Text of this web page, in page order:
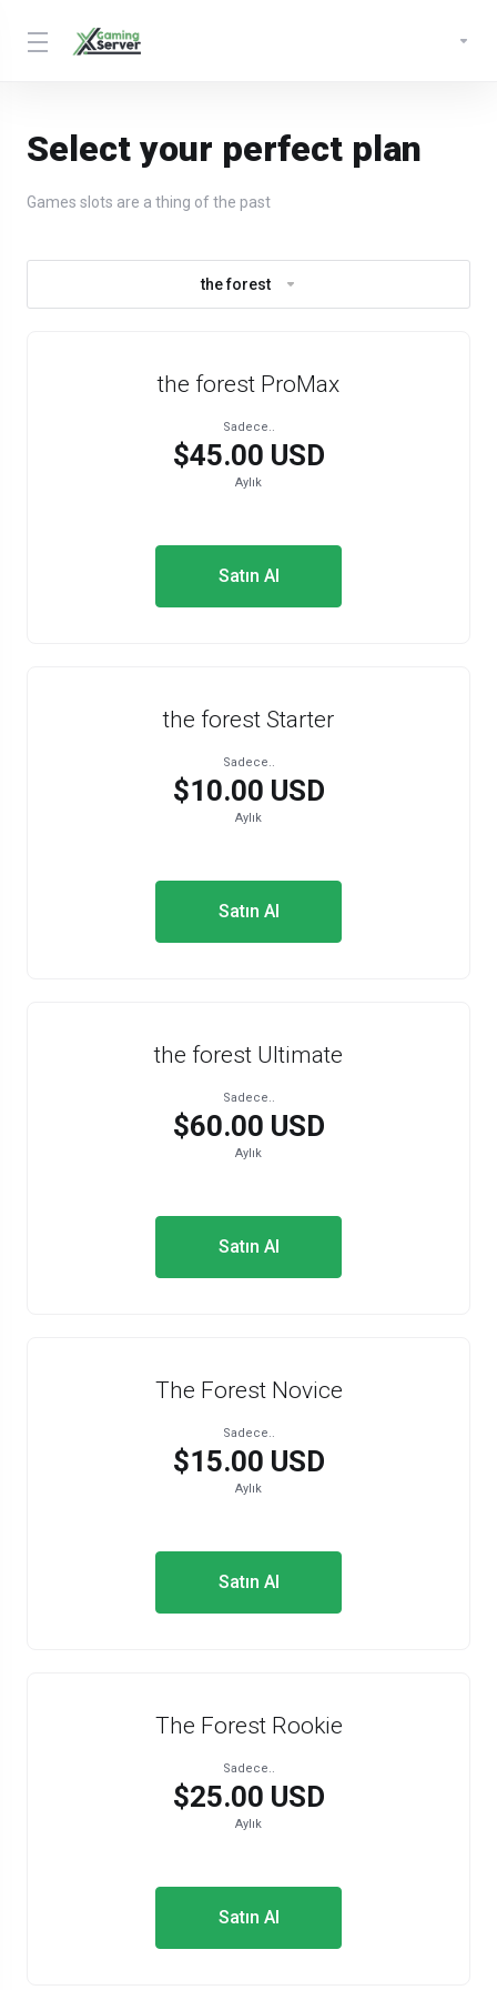
Select your perfect plan
Games slots are a thing of the past
the forest
the forest ProMax
Sadece..
$45.00 USD
Aylık
Satın Al
the forest Starter
Sadece..
$10.00 USD
Aylık
Satın Al
the forest Ultimate
Sadece..
$60.00 USD
Aylık
Satın Al
The Forest Novice
Sadece..
$15.00 USD
Aylık
Satın Al
The Forest Rookie
Sadece..
$25.00 USD
Aylık
Satın Al